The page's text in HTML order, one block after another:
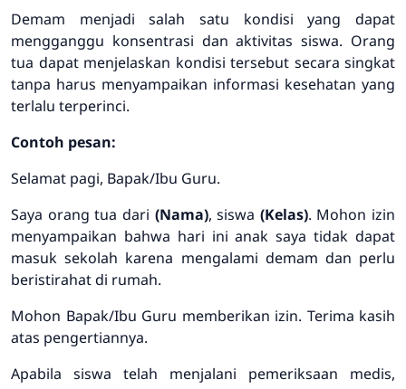
Demam menjadi salah satu kondisi yang dapat
mengganggu konsentrasi dan aktivitas siswa. Orang
tua dapat menjelaskan kondisi tersebut secara singkat
tanpa harus menyampaikan informasi kesehatan yang
terlalu terperinci.
Contoh pesan:
Selamat pagi, Bapak/Ibu Guru.
Saya orang tua dari (Nama), siswa (Kelas). Mohon izin
menyampaikan bahwa hari ini anak saya tidak dapat
masuk sekolah karena mengalami demam dan perlu
beristirahat di rumah.
Mohon Bapak/Ibu Guru memberikan izin. Terima kasih
atas pengertiannya.
Apabila siswa telah menjalani pemeriksaan medis,